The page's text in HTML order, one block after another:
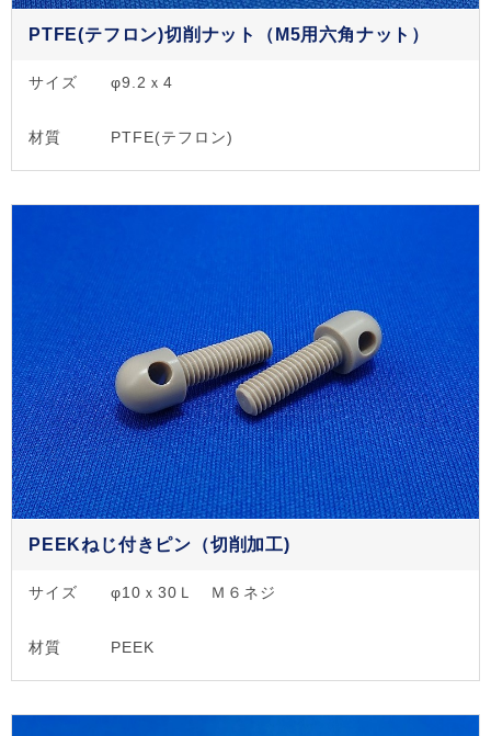
PTFE(テフロン)切削ナット（M5用六角ナット）
サイズ φ9.2ｘ4
材質 PTFE(テフロン)
PEEKねじ付きピン（切削加工)
サイズ φ10ｘ30Ｌ Ｍ６ネジ
材質 PEEK